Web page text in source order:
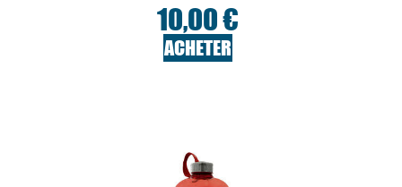
10,00 €
ACHETER